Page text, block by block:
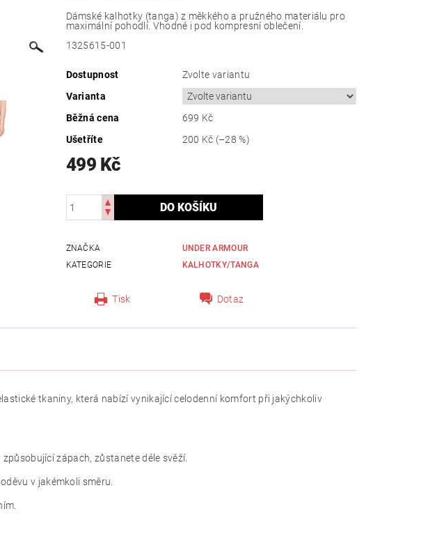
Dámské kalhotky (tanga) z měkkého a pružného materiálu pro
maximální pohodlí. Vhodné i pod kompresní oblečení.
1325615-001
Dostupnost
Zvolte variantu
Varianta
Běžná cena
699 Kč
Ušetříte
200 Kč (–28 %)
499 Kč
ZNAČKA
UNDER ARMOUR
KATEGORIE
KALHOTKY/TANGA
Tisk Dotaz
tkaniny, která nabízí vynikající celodenní komfort při jakýchkoliv
zápach, zůstanete déle svěží.
v jakémkoli směru.